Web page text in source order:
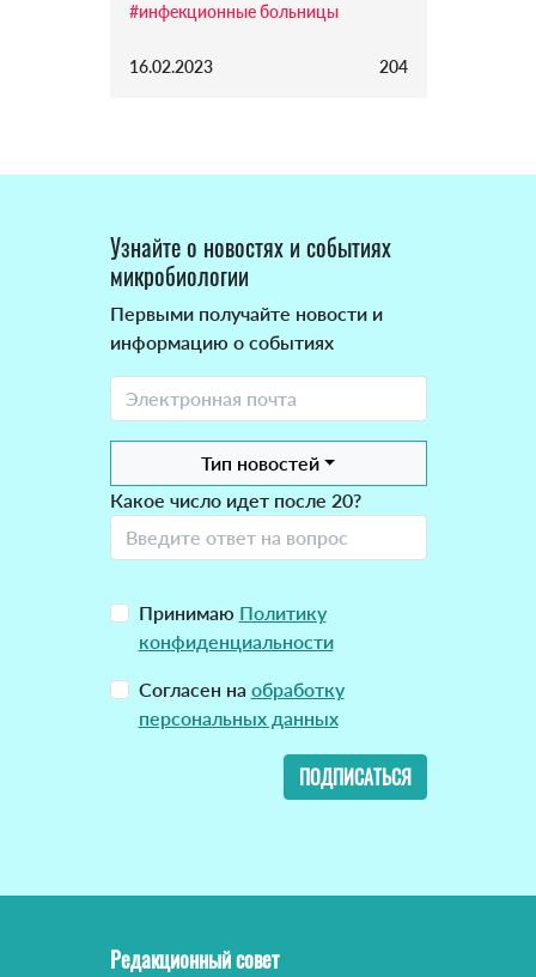
#инфекционные больницы
16.02.2023 204
Узнайте о новостях и событиях
микробиологии
Первыми получайте новости и
информацию о событиях
Тип новостей
Какое число идет после 20?
Принимаю Политику
конфиденциальности
Согласен на обработку
персональных данных
ПОДПИСАТЬСЯ
Редакционный совет